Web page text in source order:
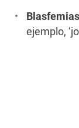
Blasfemias
ejemplo,